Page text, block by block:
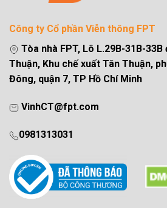
Công ty Cổ phần Viễn thông FPT
Tòa nhà FPT, Lô L.29B-31B-
Thuận, Khu chế xuất Tân Thuận,
Đông, quận 7, TP Hồ Chí Minh
VinhCT@fpt.com
0981313031